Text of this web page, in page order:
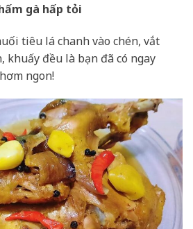
gà hấp tỏi
tiêu lá chanh vào chén, vắt
khuấy đều là bạn đã có ngay
ngon!